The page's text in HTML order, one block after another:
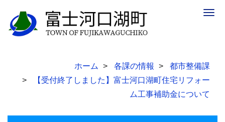
ホーム 各課の情報
都市整備課
【受付終了しました】富士河口湖町住宅リフォー
ム工事補助金について